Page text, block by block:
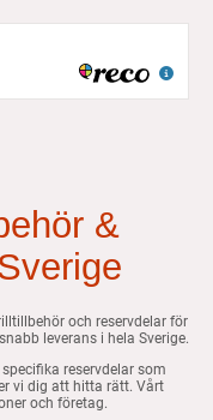
&
och reservdelar för
leverans i hela Sverige.
reservdelar som
vi dig att hitta rätt. Vårt
och företag.